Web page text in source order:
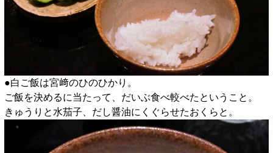
●白ご飯は宮﨑のひのひかり。
ご飯を決めるに当たって、だいぶ食べ較べたということ。
きゅうりと水茄子、だし醤油にくぐらせたおくらと。